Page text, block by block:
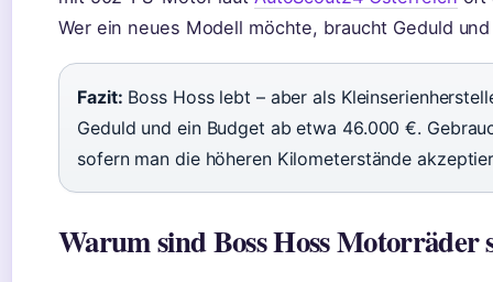
Wer ein neues Modell möchte, braucht Geduld
Fazit: Boss Hoss lebt – aber als
Geduld und ein Budget ab etwa 46.000 €.
sofern man die höheren Kilometerstände
Warum sind Boss Hoss Motorräder